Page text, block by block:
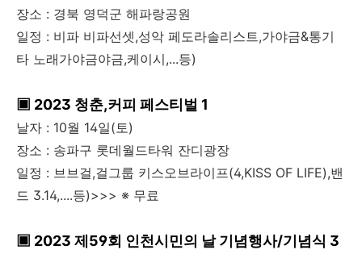
장소 : 경북 영덕군 해파랑공원
일정 : 비파 비파선셋,성악 페도라솔리스트,가야금&통기
타 노래가야금야금,케이시,...등)
▣ 2023 청춘,커피 페스티벌 1
날자 : 10월 14일(토)
장소 : 송파구 롯데월드타워 잔디광장
일정 : 브브걸,걸그룹 키스오브라이프(4,KISS OF LIFE),밴
드 3.14,....등)>>> ※ 무료
▣ 2023 제59회 인천시민의 날 기념행사/기념식 3